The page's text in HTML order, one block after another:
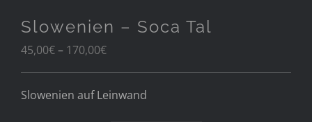
Slowenien – Soca Tal
45,00€– 170,00€Preisspanne:
170,00€
Slowenien auf Leinwand